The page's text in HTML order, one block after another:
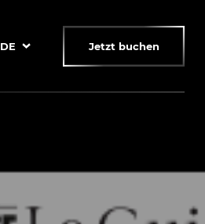
DE Jetzt buchen